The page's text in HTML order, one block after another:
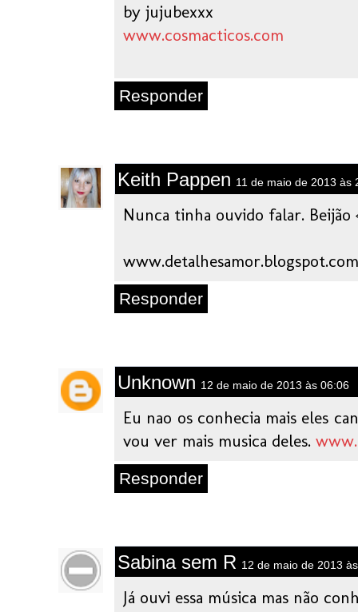
by jujubexxx
www.cosmacticos.com
Responder
Keith Pappen 11 de maio de 2013 às
Nunca tinha ouvido falar. Beijão
www.detalhesamor.blogspot.com
Responder
Unknown 12 de maio de 2013 às 06:06
Eu nao os conhecia mais eles
vou ver mais musica deles.
Responder
Sabina sem R 12 de maio de 2013
Já ouvi essa música mas não